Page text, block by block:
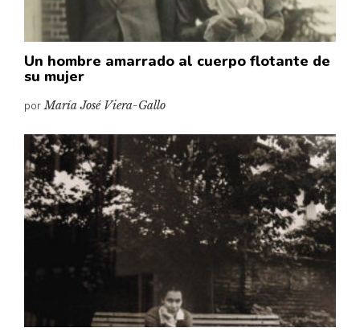
Un hombre amarrado al cuerpo flotante de
su mujer
porMaría José Viera-Gallo